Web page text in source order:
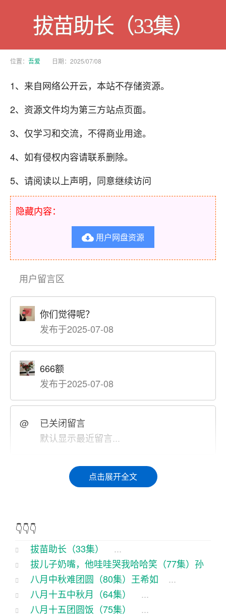
拔苗助长（33集）
位置： 吾爱 日期：2025/07/08
1、来自网络公开云，本站不存储资源。
2、资源文件均为第三方站点页面。
3、仅学习和交流，不得商业用途。
4、如有侵权内容请联系删除。
5、请阅读以上声明，同意继续访问
隐藏内容：
 用户网盘资源
用户留言区
你们觉得呢？
发布于2025-07-08
666额
发布于2025-07-08
@
已关闭留言
默认显示最近留言...
话说咱这村里有个叫王二狗的，那可是个有名的“急
性子”。这天，他闲得没事，看到自家的地里那几颗
念头：“唉，脆我帮它们快快长吧，省得在这地里晒
太阳。”
说就，王二狗找来一把铁锹，对着苗苗一顿猛刨。
这还得了，苗苗们可经受不住这突如其来的“关爱”，
纷纷倒在地上，哭天抹泪的。王二狗一看这场景，
点击展开全文
👇👇👇
拔苗助长（33集）
...
拔儿子奶嘴，他哇哇哭我哈哈笑（77集）孙
梓铖＆刘昱辰
...
八月中秋难团圆（80集）王希如
...
八月十五中秋月（64集）
...
八月十五团圆饭（75集）
...